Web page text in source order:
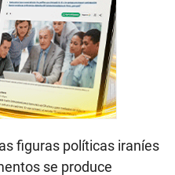
figuras políticas iraníes
se produce